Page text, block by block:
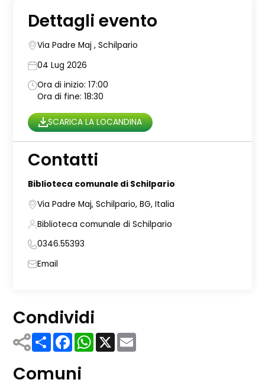
Dettagli evento
Via Padre Maj , Schilpario
04 Lug 2026
Ora di inizio: 17:00
Ora di fine: 18:30
SCARICA LA LOCANDINA
Contatti
Biblioteca comunale di Schilpario
Via Padre Maj, Schilpario, BG, Italia
Biblioteca comunale di Schilpario
0346.55393
Email
Condividi
ShareFacebook
WhatsApp
X
Comuni